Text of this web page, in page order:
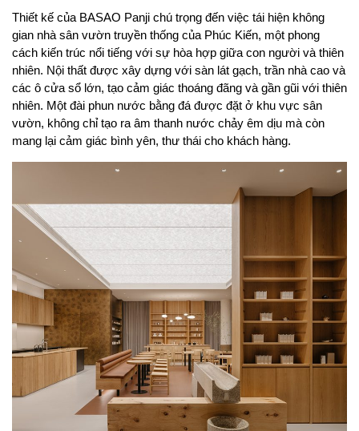
Thiết kế của BASAO Panji chú trọng đến việc tái hiện không
gian nhà sân vườn truyền thống của Phúc Kiến, một phong
cách kiến trúc nổi tiếng với sự hòa hợp giữa con người và thiên
nhiên. Nội thất được xây dựng với sàn lát gạch, trần nhà cao và
các ô cửa sổ lớn, tạo cảm giác thoáng đãng và gần gũi với thiên
nhiên. Một đài phun nước bằng đá được đặt ở khu vực sân
vườn, không chỉ tạo ra âm thanh nước chảy êm dịu mà còn
mang lại cảm giác bình yên, thư thái cho khách hàng.